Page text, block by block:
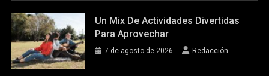
Un Mix De Actividades Divertidas
Para Aprovechar
7 de agosto de 2026 Redacción